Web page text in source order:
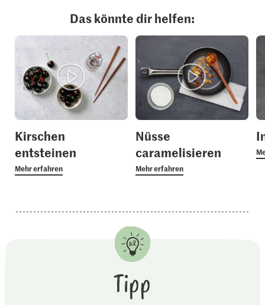
Das könnte dir helfen:
Kirschen
entsteinen
Mehr erfahren
Nüsse
caramelisieren
Mehr erfahren
Tipp